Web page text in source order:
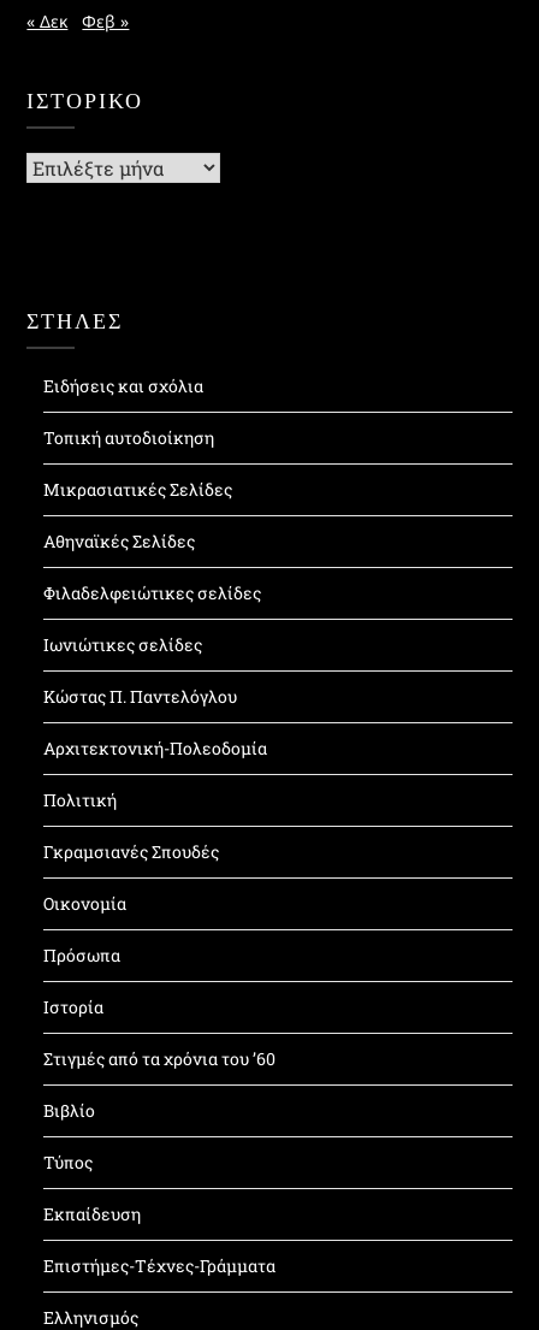
« Δεκ
Φεβ »
ΙΣΤΟΡΙΚΌ
Ιστορικό
ΣΤΗΛΕΣ
Ειδήσεις και σχόλια
Τοπική αυτοδιοίκηση
Μικρασιατικές Σελίδες
Αθηναϊκές Σελίδες
Φιλαδελφειώτικες σελίδες
Ιωνιώτικες σελίδες
Κώστας Π. Παντελόγλου
Αρχιτεκτονική-Πολεοδομία
Πολιτική
Γκραμσιανές Σπουδές
Οικονομία
Πρόσωπα
Ιστορία
Στιγμές από τα χρόνια του ’60
Βιβλίο
Τύπος
Εκπαίδευση
Επιστήμες-Τέχνες-Γράμματα
Ελληνισμός